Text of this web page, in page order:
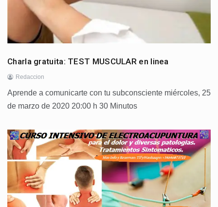
Charla gratuita: TEST MUSCULAR en linea
Redaccion
Aprende a comunicarte con tu subconsciente miércoles, 25
de marzo de 2020 20:00 h 30 Minutos